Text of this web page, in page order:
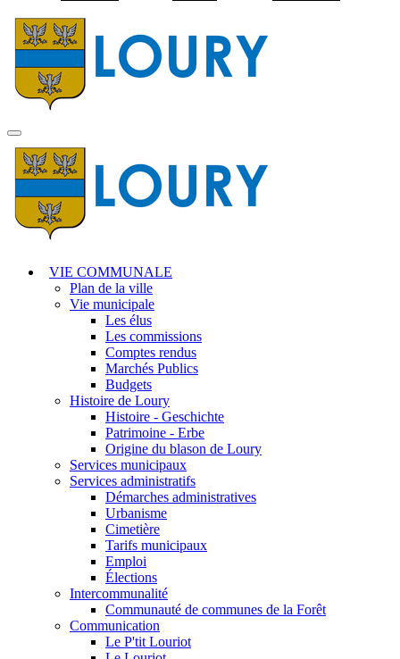
MENU
PRINCIPAL
VIE COMMUNALE
Plan de la ville
Vie municipale
Les élus
Les commissions
Comptes rendus
Marchés Publics
Budgets
Histoire de Loury
Histoire - Geschichte
Patrimoine - Erbe
Origine du blason de Loury
Services municipaux
Services administratifs
Démarches administratives
Urbanisme
Cimetière
Tarifs municipaux
Emploi
Élections
Intercommunalité
Communauté de communes de la Forêt
Communication
Le P'tit Louriot